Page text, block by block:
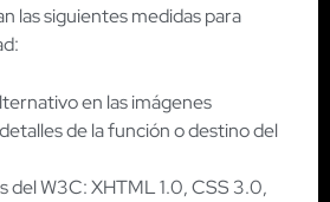
las siguientes medidas para
en las imágenes
de la función o destino del
del W3C: XHTML 1.0, CSS 3.0,